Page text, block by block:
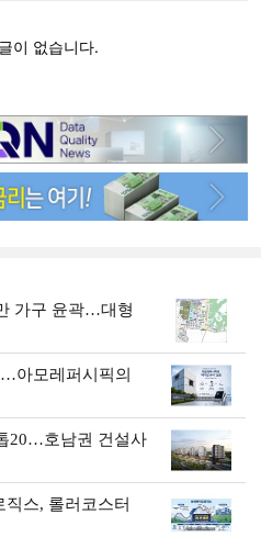
가구 윤곽…대형
아모레퍼시픽의
20…호남권 건설사
직스, 롤러코스터